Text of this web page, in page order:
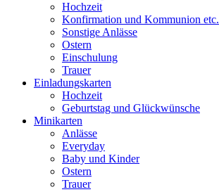
Hochzeit
Konfirmation und Kommunion etc.
Sonstige Anlässe
Ostern
Einschulung
Trauer
Einladungskarten
Hochzeit
Geburtstag und Glückwünsche
Minikarten
Anlässe
Everyday
Baby und Kinder
Ostern
Trauer